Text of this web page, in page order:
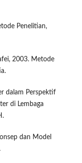
Penelitian,
2003. Metode
dalam Perspektif
di Lembaga
dan Model